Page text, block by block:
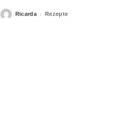
PostedRicarda Rezepte